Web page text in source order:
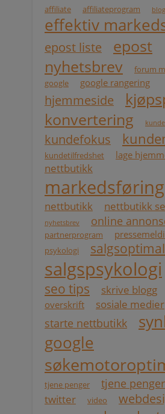
affiliate affiliateprogram
effektiv
epost liste
epost
nyhetsbrev
forum
google
google rangering
hjemmeside
konvertering
kundefokus
kundetilfredshet lage
nettbutikk
markedsføring
nettbutikk nettbutikk
nyhetsbrev online
partnerprogram
psykologi
salgspsykologi
seo tips skrive blogg
overskrift
sosiale medier
starte nettbutikk
google
tjene penger tjene
twitter video